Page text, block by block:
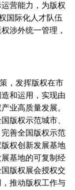
营能力，为版权
国际化人才队伍
涉外统一管理，
，发挥版权在市
和运用，实现由
业高质量发展。
版权示范城市、
善全国版权示范
权创新发展基地
基地的可复制经
版权展会授权交
推动版权工作与